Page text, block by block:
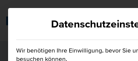
Wir benötigen Ihre Einwilligung, bevor Sie
besuchen können.